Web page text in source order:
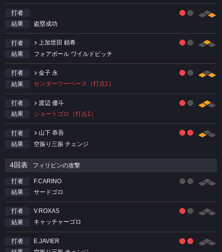
打者
結果
盗塁成功
打者
上加世田 頼希
結果
フォアボール ワイルドピッチ
打者
金子 永
結果
センターツーベース（打点1）
打者
渡辺 優斗
結果
ショートゴロ（打点1）
打者
山下 恭吾
結果
空振り三振 チェンジ
4回表 フィリピンの攻撃
打者
F.CARINO
結果
サードゴロ
打者
V.ROXAS
結果
キャッチャーゴロ
打者
E.JAVIER